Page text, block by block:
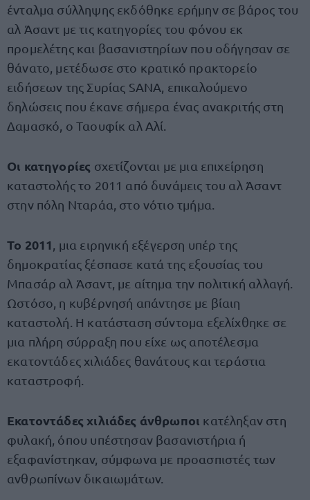
ένταλμα σύλληψης εκδόθηκε ερήμην σε βάρος του
αλ Άσαντ με τις κατηγορίες του φόνου εκ
προμελέτης και βασανιστηρίων που οδήγησαν σε
θάνατο, μετέδωσε στο κρατικό πρακτορείο
ειδήσεων της Συρίας SANA, επικαλούμενο
δηλώσεις που έκανε σήμερα ένας ανακριτής στη
Δαμασκό, ο Ταουφίκ αλ Αλί.
Οι κατηγορίες σχετίζονται με μια επιχείρηση
καταστολής το 2011 από δυνάμεις του αλ Άσαντ
στην πόλη Νταράα, στο νότιο τμήμα.
Το 2011
, μια ειρηνική εξέγερση υπέρ της
δημοκρατίας ξέσπασε κατά της εξουσίας του
Μπασάρ αλ Άσαντ, με αίτημα την πολιτική αλλαγή.
Ωστόσο, η κυβέρνησή απάντησε με βίαιη
καταστολή. Η κατάσταση σύντομα εξελίχθηκε σε
μια πλήρη σύρραξη που είχε ως αποτέλεσμα
εκατοντάδες χιλιάδες θανάτους και τεράστια
καταστροφή.
Εκατοντάδες χιλιάδες άνθρωποι κατέληξαν στη
φυλακή, όπου υπέστησαν βασανιστήρια ή
εξαφανίστηκαν, σύμφωνα με προασπιστές των
ανθρωπίνων δικαιωμάτων.